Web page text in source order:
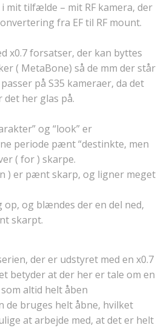
mit tilfælde – mit RF kamera, der
fra EF til RF mount.
x0.7 forsatser, der kan byttes
( MetaBone) så de mm der står
på S35 kameraer, da det
her glas på.
og “look” er
periode pænt “destinkte, men
( for ) skarpe.
) er pænt skarp, og ligner meget
op, og blændes der en del ned,
skarpt.
der er udstyret med en x0.7
betyder at der her er tale om en
altid helt åben
de bruges helt åbne, hvilket
at arbejde med, at det er helt